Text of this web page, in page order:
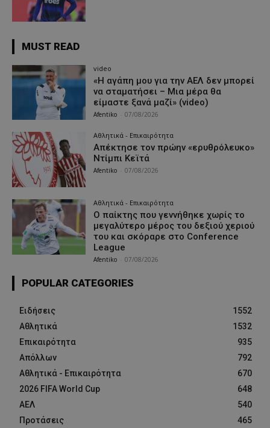
MUST READ
video
«Η αγάπη μου για την ΑΕΛ δεν μπορεί
να σταματήσει – Μια μέρα θα
είμαστε ξανά μαζί» (video)
Afentiko 07/08/2026
Αθλητικά - Επικαιρότητα
Απέκτησε τον πρώην «ερυθρόλευκο»
Ντίμπι Κεϊτά
Afentiko 07/08/2026
Αθλητικά - Επικαιρότητα
Ο παίκτης που γεννήθηκε χωρίς το
μεγαλύτερο μέρος του δεξιού χεριού
του και σκόραρε στο Conference
League
Afentiko 07/08/2026
POPULAR CATEGORIES
Ειδήσεις
1552
Αθλητικά
1532
Επικαιρότητα
935
Απόλλων
792
Αθλητικά - Επικαιρότητα
670
2026 FIFA World Cup
648
ΑΕΛ
540
Προτάσεις
465